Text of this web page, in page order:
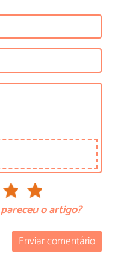
o artigo?
Enviar comentário